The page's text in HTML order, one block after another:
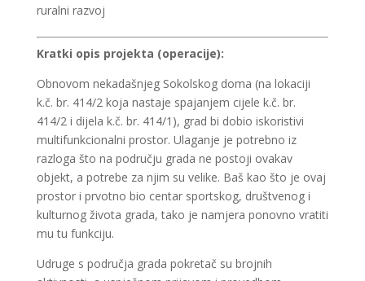
ruralni razvoj
Kratki opis projekta (operacije):
Obnovom nekadašnjeg Sokolskog doma (na lokaciji
k.č. br. 414/2 koja nastaje spajanjem cijele k.č. br.
414/2 i dijela k.č. br. 414/1), grad bi dobio iskoristivi
multifunkcionalni prostor. Ulaganje je potrebno iz
razloga što na području grada ne postoji ovakav
objekt, a potrebe za njim su velike. Baš kao što je ovaj
prostor i prvotno bio centar sportskog, društvenog i
kulturnog života grada, tako je namjera ponovno vratiti
mu tu funkciju.
Udruge s područja grada pokretač su brojnih